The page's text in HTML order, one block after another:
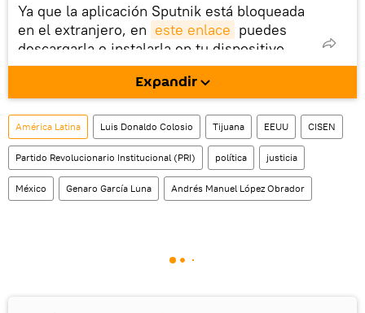
Ya que la aplicación Sputnik está bloqueada
en el extranjero, en este enlace puedes
descargarla e instalarla en tu dispositivo
móvil (¡solo para Android!).
También tenemos una cuenta en la red
social rusa VK .
Expandir
América Latina Luis Donaldo Colosio Tijuana EEUU CISEN
Partido Revolucionario Institucional (PRI) política justicia
México Genaro García Luna Andrés Manuel López Obrador